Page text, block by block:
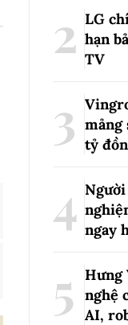
LG
hạn
TV
mảng
tỷ
ngay
Hưng
nghệ
AI,